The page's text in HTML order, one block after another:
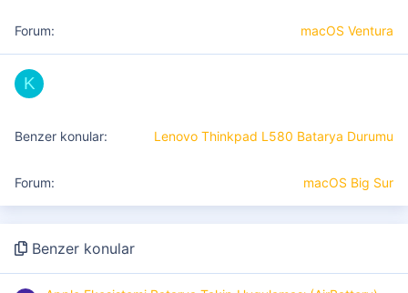
macOS Ventura
K
Lenovo Thinkpad L580 Batarya Durumu
macOS Big Sur
Benzer konular